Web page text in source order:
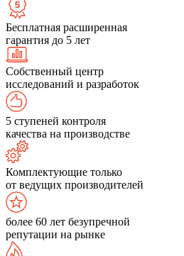
Бесплатная расширенная
гарантия до 5 лет
Собственный центр
исследований и разработок
5 ступеней контроля
качества на производстве
Комплектующие только
от ведущих производителей
более 60 лет безупречной
репутации на рынке